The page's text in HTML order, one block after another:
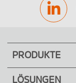
PRODUKTE
LÖSUNGEN